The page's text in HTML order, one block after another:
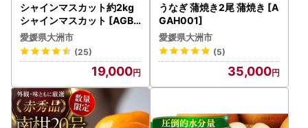
シャインマスカット約2kg
シャインマスカット [AGBN
006]
愛媛県大洲市
(25)
19,000
うなぎ 蒲焼き2尾 蒲焼き [A
GAH001]
愛媛県大洲市
(5)
35,000